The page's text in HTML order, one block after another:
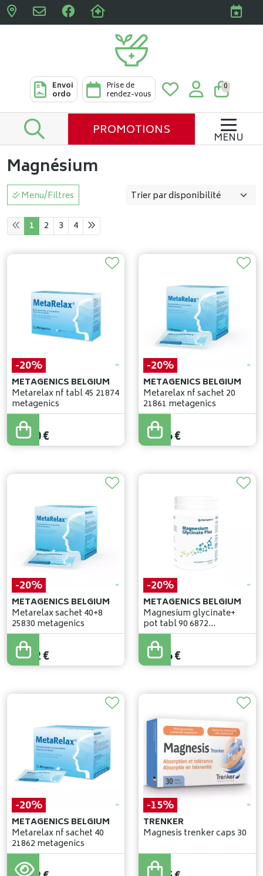
Pharmacies Clabots &
Envoi
ordo
Prise de
rendez-vous
0
PROMOTIONS MENU
Magnésium
Menu/Filtres
1 2 3 4
-20%
METAGENICS BELGIUM
Metarelax nf tabl 45 21874
metagenics
19,50
15,60€
-20%
METAGENICS BELGIUM
Metarelax nf sachet 20
21861 metagenics
20,20
16,16€
-20%
METAGENICS BELGIUM
Metarelax sachet 40+8
25830 metagenics
32,90
26,32€
-20%
METAGENICS BELGIUM
Magnesium glycinate+
pot tabl 90 6872
metagenics
33,20
26,56€
-20%
METAGENICS BELGIUM
Metarelax nf sachet 40
21862 metagenics
29,90
-15%
TRENKER
Magnesis trenker caps 30
14,29